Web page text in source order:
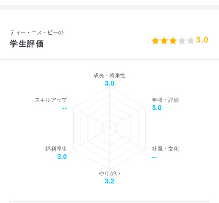
ティー・エス・ビーの
学生評価 3.0
成長・将来性
3.0
年収・評価
3.0
社風・文化
--
やりがい
3.2
福利厚生
3.0
スキルアップ
--